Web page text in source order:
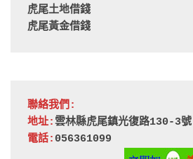
虎尾土地借錢
虎尾黃金借錢
聯絡我們:
地址:雲林縣虎尾鎮光復路130-3號
電話: 056361099